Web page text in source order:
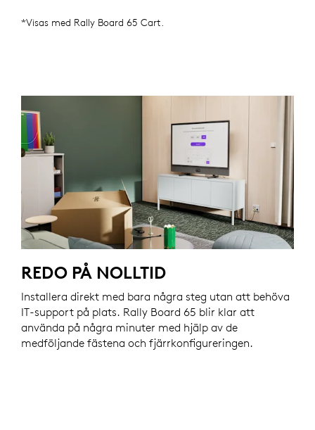
*Visas med Rally Board 65 Cart.
REDO PÅ NOLLTID
Installera direkt med bara några steg utan att behöva
IT-support på plats. Rally Board 65 blir klar att
använda på några minuter med hjälp av de
medföljande fästena och fjärrkonfigureringen.